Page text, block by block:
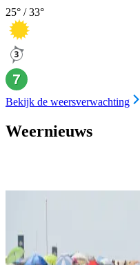
25° /33°
Bekijk de weersverwachting
Weernieuws